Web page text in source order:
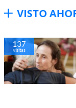
VISTO
137
visitas